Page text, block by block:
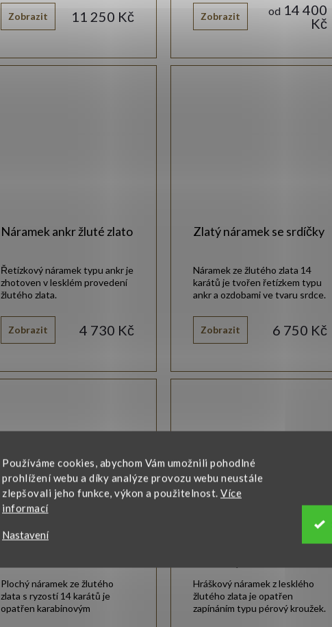
Používáme cookies, abychom Vám umožnili pohodlné
prohlížení webu a díky analýze provozu webu neustále
zlepšovali jeho funkce, výkon a použitelnost. Více
informací
Nastavení
11 250 Kč
Zobrazit od14 400
Kč
Zobrazit
Náramek ankr žluté zlato
4 730 Kč
Zobrazit
Řetízkový náramek typu ankr je
zhotoven v lesklém provedení
žlutého zlata.
Zlatý náramek se srdíčky
6 750 Kč
Zobrazit
Náramek ze žlutého zlata 14
karátů je tvořen řetízkem typu
ankr a ozdobami ve tvaru srdce.
Zlatý náramek 5554
Plochý náramek ze žlutého
zlata s ryzostí 14 karátů je
opatřen karabinovým
Jemný zlatý náramek
Hráškový náramek z lesklého
žlutého zlata je opatřen
zapínáním typu pérový kroužek.